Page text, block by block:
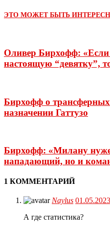
ЭТО МОЖЕТ БЫТЬ
Оливер Бирхофф:
настоящую “девятку”,
Бирхофф о
назначении Гаттузо
Бирхофф: «Милану
нападающий, но и
1 КОММЕНТАРИЙ
Naylus
А где статистика?